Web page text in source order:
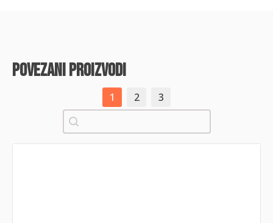
povezani proizvodi
1 2
3
Pretraži